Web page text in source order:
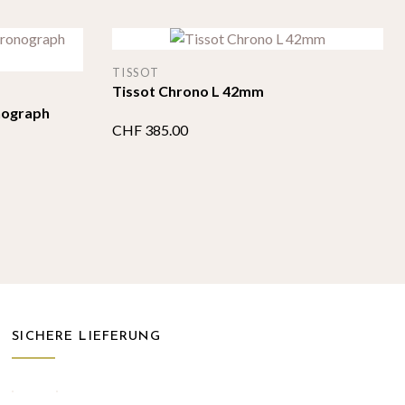
Tissot Chrono L 42mm
TISSOT
CHF 385.00
SICHERE LIEFERUNG